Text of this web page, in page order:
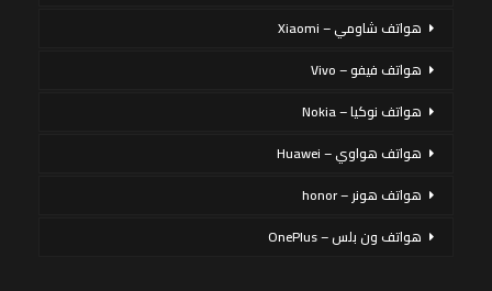
هواتف شاومي – Xiaomi
هواتف فيفو – Vivo
هواتف نوكيا – Nokia
هواتف هواوي – Huawei
هواتف هونر – honor
هواتف ون بلس – OnePlus